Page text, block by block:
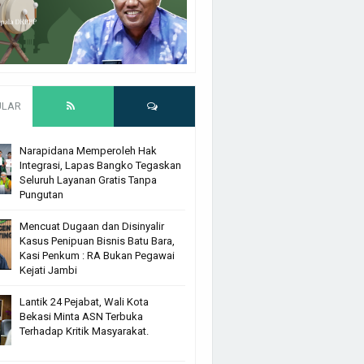
Narapidana Memperoleh Hak
Integrasi, Lapas Bangko Tegaskan
Seluruh Layanan Gratis Tanpa
Pungutan
Mencuat Dugaan dan Disinyalir
Kasus Penipuan Bisnis Batu Bara,
Kasi Penkum : RA Bukan Pegawai
Kejati Jambi
Lantik 24 Pejabat, Wali Kota
Bekasi Minta ASN Terbuka
Terhadap Kritik Masyarakat.